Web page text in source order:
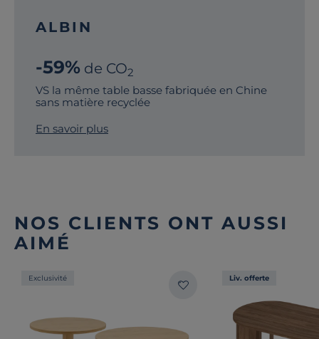
ALBIN
-59% de CO2
VS la même table basse fabriquée en Chine
sans matière recyclée
En savoir plus
NOS CLIENTS ONT AUSSI
AIMÉ
Exclusivité Liv. offerte